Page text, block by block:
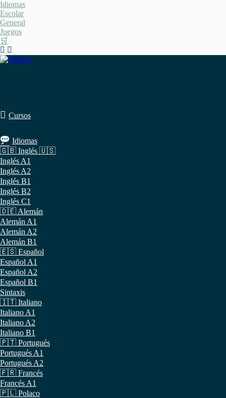
Saltar
al
contenido
Idiomas
Escolar
General
Juegos
🛒
Cursos
Idiomas
🇬🇧 Inglés 🇺🇸
Inglés A1
Inglés A2
Inglés B1
Inglés B2
Inglés C1
🇩🇪 Alemán
Alemán A1
Alemán A2
Alemán B1
🇪🇸 Español
Español A1
Español A2
Español B1
Sintaxis
🇮🇹 Italiano
Italiano A1
Italiano A2
Italiano B1
🇵🇹 Portugués
Portugués A1
Portugués A2
🇫🇷 Francés
Francés A1
🇵🇱 Polaco